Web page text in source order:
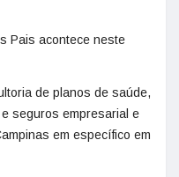
Pais acontece neste
de planos de saúde,
seguros empresarial e
em específico em